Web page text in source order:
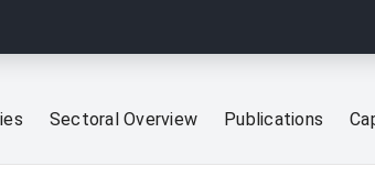
Sectoral Overview Publications